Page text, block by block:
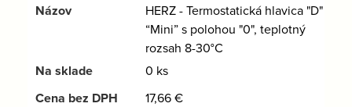
HERZ - Termostatická hlavica "D"
“Mini” s polohou "0", teplotný
rozsah 8-30°C
0 ks
17,66€